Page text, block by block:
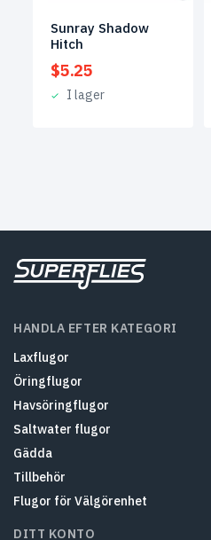
Sunray Shadow
Hitch
$5.25
I lager
HANDLA EFTER KATEGORI
Laxflugor
Öringflugor
Havsöringflugor
Saltwater flugor
Gädda
Tillbehör
Flugor för Välgörenhet
DITT KONTO